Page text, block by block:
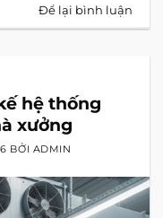
Để lại bình luận
hệ thống
xưởng
BỞI ADMIN